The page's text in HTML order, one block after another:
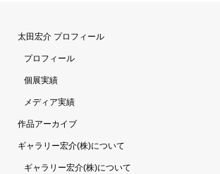
太田宏介 プロフィール
プロフィール
個展実績
メディア実績
作品アーカイブ
ギャラリー宏介(株)について
ギャラリー宏介(株)について